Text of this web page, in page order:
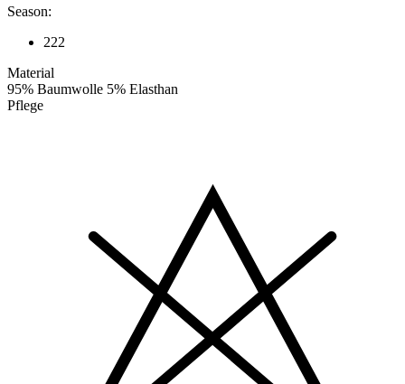
Season:
222
Material
95% Baumwolle 5% Elasthan
Pflege